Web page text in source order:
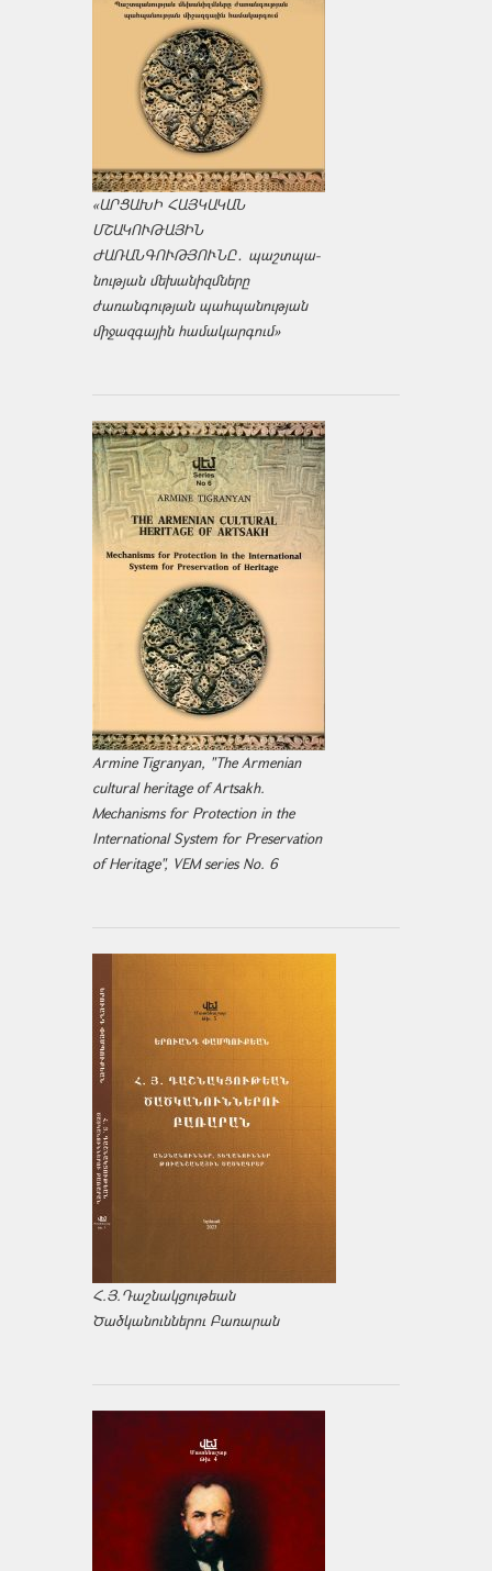
«ԱՐՑԱԽԻ ՀԱՅԿԱԿԱՆ
ՄՇԱԿՈՒԹԱՅԻՆ
ԺԱՌԱՆԳՈՒԹՅՈՒՆԸ․ պաշտպա­
նության մեխանիզմները
ժառանգության պահպանության
միջազ­գային համակարգում»
Armine Tigranyan, "The Armenian
cultural heritage of Artsakh.
Mechanisms for Protection in the
International System for Preservation
of Heritage", VEM series No. 6
Հ.Յ.Դաշնակցութեան
Ծածկանուններու Բառարան